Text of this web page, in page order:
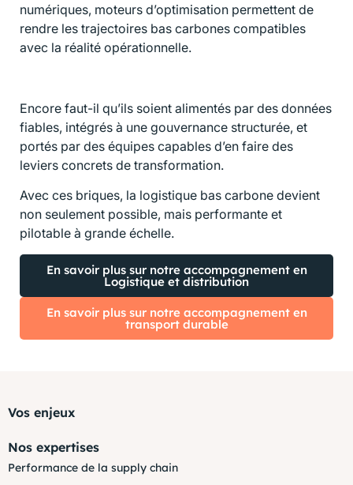
numériques, moteurs d’optimisation permettent de
rendre les trajectoires bas carbones compatibles
avec la réalité opérationnelle.
Encore faut-il qu’ils soient alimentés par des données
fiables, intégrés à une gouvernance structurée, et
portés par des équipes capables d’en faire des
leviers concrets de transformation.
Avec ces briques, la logistique bas carbone devient
non seulement possible, mais performante et
pilotable à grande échelle.
En savoir plus sur notre accompagnement en
Logistique et distribution
En savoir plus sur notre accompagnement en
transport durable
Vos enjeux
Nos expertises
Performance de la supply chain